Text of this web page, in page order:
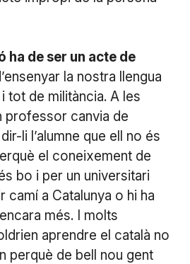
ha de ser un acte de
la nostra llengua
tot de militància. A les
professor canvia de
li l’alumne que ell no és
el coneixement de
bo i per un universitari
camí a Catalunya o hi ha
més. I molts
aprendre el català no
perquè de bell nou gent